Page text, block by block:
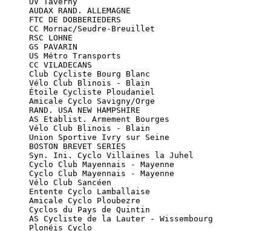
RAND. ALLEMAGNE
DE DOBBERIEDERS
CC Mornac/Seudre-Breuillet
RSC LOHNE
GS PAVARIN
US Métro Transports
CC VILADECANS
Club Cycliste Bourg Blanc
Vélo Club Blinois - Blain
Étoile Cycliste Ploudaniel
Cyclo Savigny/Orge
USA NEW HAMPSHIRE
AS Etablist. Armement Bourges
Vélo Club Blinois - Blain
Union Sportive Ivry sur Seine
BOSTON BREVET SERIES
Syn. Ini. Cyclo Villaines la Juhel
Club Mayennais - Mayenne
Club Mayennais - Mayenne
Vélo Club Sancéen
Entente Cyclo Lamballaise
Amicale Cyclo Ploubezre
Cyclos du Pays de Quintin
Cycliste de la Lauter - Wissembourg
Plonéis Cyclo